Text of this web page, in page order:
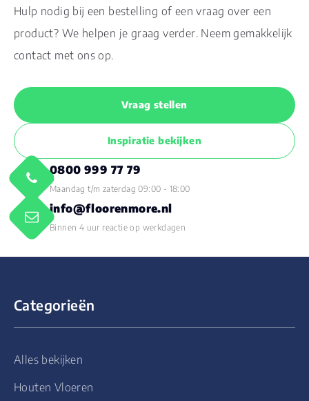
Hulp nodig bij een bestelling of een vraag over een
product? We helpen je graag verder. Neem gemakkelijk
contact met ons op.
Vraag stellen
Inspiratie bekijken
0800 999 77 79
Maandag t/m zaterdag 09:00 - 18:00
info@floorenmore.nl
Binnen 4 uur reactie op werkdagen
Categorieën
Alles bekijken
Houten Vloeren